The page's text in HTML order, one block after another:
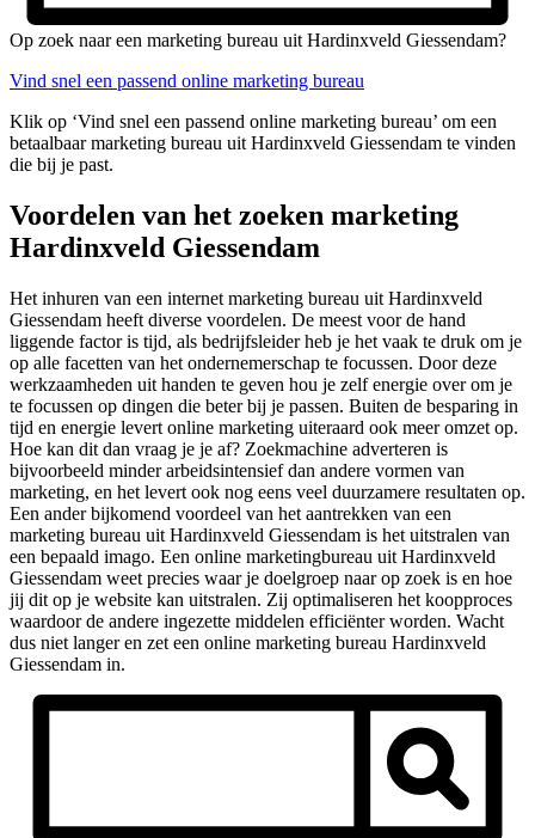
Op zoek naar een marketing bureau uit Hardinxveld Giessendam?
Vind snel een passend online marketing bureau
Klik op ‘Vind snel een passend online marketing bureau’ om een
betaalbaar marketing bureau uit Hardinxveld Giessendam te vinden
die bij je past.
Voordelen van het zoeken marketing
Hardinxveld Giessendam
Het inhuren van een internet marketing bureau uit Hardinxveld
Giessendam heeft diverse voordelen. De meest voor de hand
liggende factor is tijd, als bedrijfsleider heb je het vaak te druk om je
op alle facetten van het ondernemerschap te focussen. Door deze
werkzaamheden uit handen te geven hou je zelf energie over om je
te focussen op dingen die beter bij je passen. Buiten de besparing in
tijd en energie levert online marketing uiteraard ook meer omzet op.
Hoe kan dit dan vraag je je af? Zoekmachine adverteren is
bijvoorbeeld minder arbeidsintensief dan andere vormen van
marketing, en het levert ook nog eens veel duurzamere resultaten op.
Een ander bijkomend voordeel van het aantrekken van een
marketing bureau uit Hardinxveld Giessendam is het uitstralen van
een bepaald imago. Een online marketingbureau uit Hardinxveld
Giessendam weet precies waar je doelgroep naar op zoek is en hoe
jij dit op je website kan uitstralen. Zij optimaliseren het koopproces
waardoor de andere ingezette middelen efficiënter worden. Wacht
dus niet langer en zet een online marketing bureau Hardinxveld
Giessendam in.